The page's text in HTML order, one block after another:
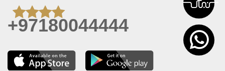
+97180044444